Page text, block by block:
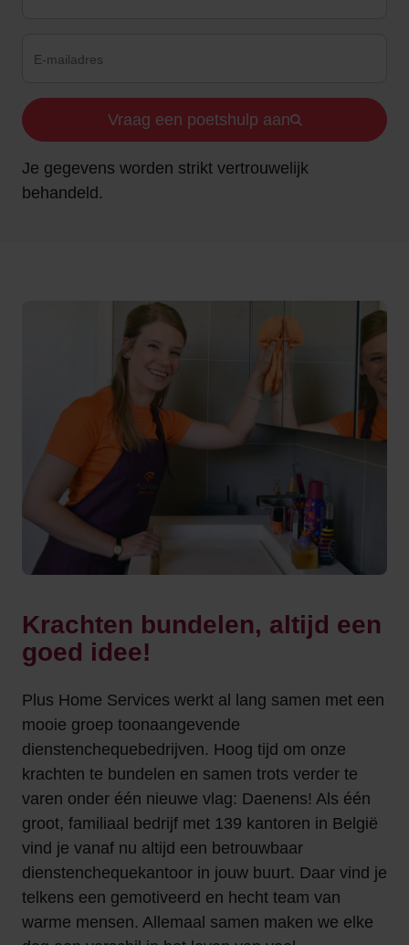
Vraag een poetshulp aan
Je gegevens worden strikt vertrouwelijk
behandeld.
Krachten bundelen, altijd een
goed idee!
Plus Home Services werkt al lang samen met een
mooie groep toonaangevende
dienstenchequebedrijven. Hoog tijd om onze
krachten te bundelen en samen trots verder te
varen onder één nieuwe vlag: Daenens! Als één
groot, familiaal bedrijf met 139 kantoren in België
vind je vanaf nu altijd een betrouwbaar
dienstenchequekantoor in jouw buurt. Daar vind je
telkens een gemotiveerd en hecht team van
warme mensen. Allemaal samen maken we elke